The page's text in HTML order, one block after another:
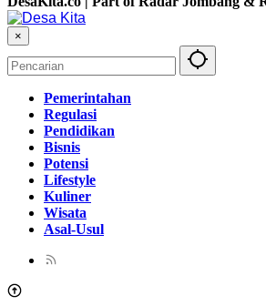
×
Pemerintahan
Regulasi
Pendidikan
Bisnis
Potensi
Lifestyle
Kuliner
Wisata
Asal-Usul